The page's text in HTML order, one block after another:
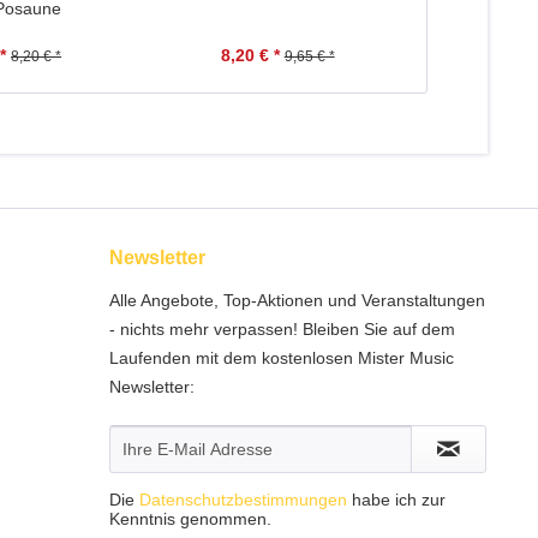
8,20 € * 8,20 € * 9,65 € *
Newsletter
Alle Angebote, Top-Aktionen und Veranstaltungen
- nichts mehr verpassen! Bleiben Sie auf dem
Laufenden mit dem kostenlosen Mister Music
Newsletter:
Die Datenschutzbestimmungen habe ich zur
Kenntnis genommen.